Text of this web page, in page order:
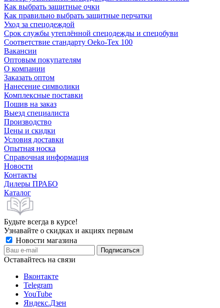
Как выбрать защитные очки
Как правильно выбрать защитные перчатки
Уход за спецодеждой
Срок службы утеплённой спецодежды и спецобуви
Соответствие стандарту Oeko-Tex 100
Вакансии
Оптовым покупателям
О компании
Заказать оптом
Нанесение символики
Комплексные поставки
Пошив на заказ
Выезд специалиста
Производство
Цены и скидки
Условия доставки
Опытная носка
Справочная информация
Новости
Контакты
Дилеры ПРАБО
Каталог
Будьте всегда в курсе!
Узнавайте о скидках и акциях первым
Новости магазина
Оставайтесь на связи
Вконтакте
Telegram
YouTube
Яндекс.Дзен